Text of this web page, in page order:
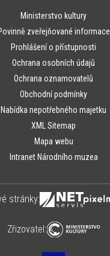
Ministerstvo kultury
zveřejňované informace
Prohlášení o přístupnosti
Ochrana osobních údajů
Ochrana oznamovatelů
Obchodní podmínky
Nabídka nepotřebného majetku
XML Sitemap
Mapa webu
Intranet Národního muzea
stránky:
Zřizovatel: